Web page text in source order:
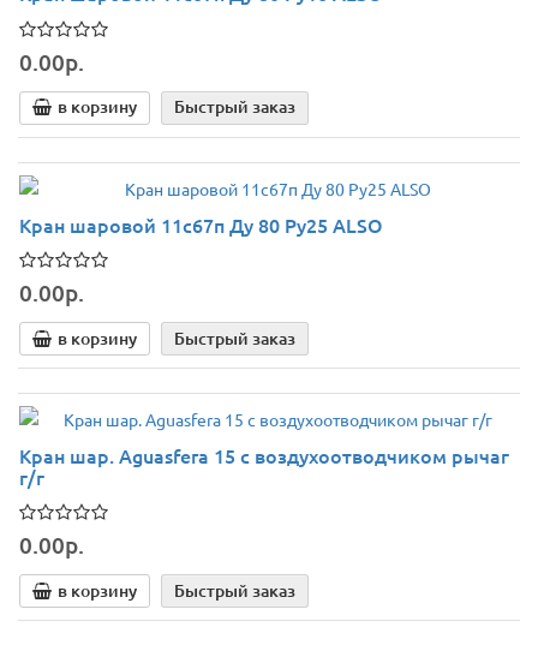
0.00р.
в корзину Быстрый заказ
Кран шаровой 11с67п Ду 80 Ру25 ALSO
0.00р.
в корзину Быстрый заказ
Кран шар. Aguasfera 15 с воздухоотводчиком рычаг
г/г
0.00р.
в корзину Быстрый заказ